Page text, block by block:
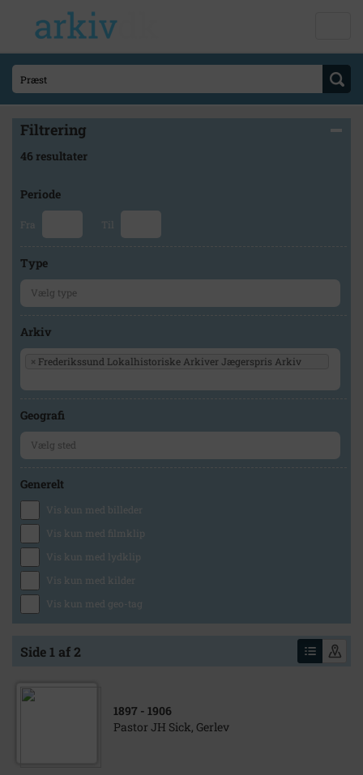
Filtrering
46 resultater
Periode
Fra Til
Type
Arkiv
× Frederikssund Lokalhistoriske Arkiver Jægerspris Arkiv
Geografi
Generelt
Vis kun med billeder
Vis kun med filmklip
Vis kun med lydklip
Vis kun med kilder
Vis kun med geo-tag
Side 1 af 2
1897 - 1906
Pastor JH Sick, Gerlev